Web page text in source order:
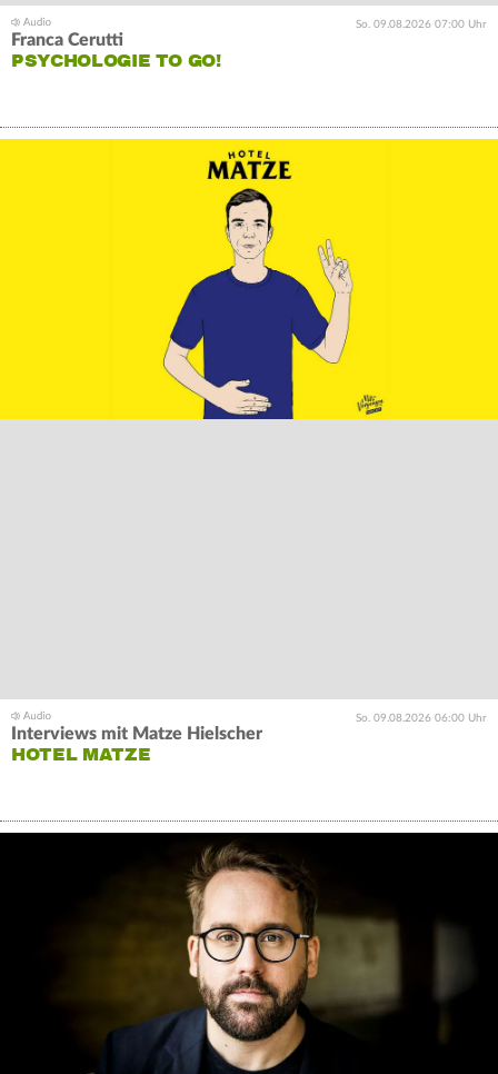
So. 09.08.2026 07:00 Uhr
Franca Cerutti
PSYCHOLOGIE TO GO!
So. 09.08.2026 06:00 Uhr
Interviews mit Matze Hielscher
HOTEL MATZE